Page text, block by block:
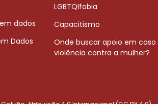
dados
Dados
LGBTQIfobia
Capacitismo
Onde buscar apoio em caso
violência contra a mulher?